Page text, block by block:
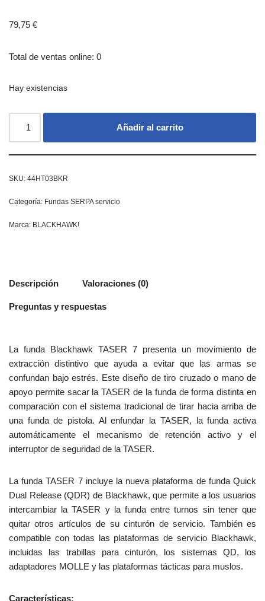
79,75 €
Total de ventas online: 0
Hay existencias
Añadir al carrito
SKU: 44HT03BKR
Categoría: Fundas SERPA servicio
Marca: BLACKHAWK!
Descripción Valoraciones (0)
Preguntas y respuestas
La funda Blackhawk TASER 7 presenta un movimiento de
extracción distintivo que ayuda a evitar que las armas se
confundan bajo estrés. Este diseño de tiro cruzado o mano de
apoyo permite sacar la TASER de la funda de forma distinta en
comparación con el sistema tradicional de tirar hacia arriba de
una funda de pistola. Al enfundar la TASER, la funda activa
automáticamente el mecanismo de retención activo y el
interruptor de seguridad de la TASER.
La funda TASER 7 incluye la nueva plataforma de funda Quick
Dual Release (QDR) de Blackhawk, que permite a los usuarios
intercambiar la TASER y la funda entre turnos sin tener que
quitar otros artículos de su cinturón de servicio. También es
compatible con todas las plataformas de servicio Blackhawk,
incluidas las trabillas para cinturón, los sistemas QD, los
adaptadores MOLLE y las plataformas tácticas para muslos.
Características: